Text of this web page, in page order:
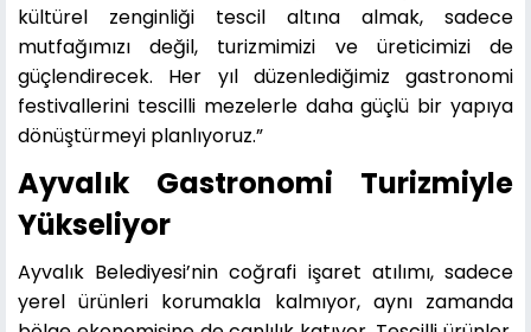
kültürel zenginliği tescil altına almak, sadece
mutfağımızı değil, turizmimizi ve üreticimizi de
güçlendirecek. Her yıl düzenlediğimiz gastronomi
festivallerini tescilli mezelerle daha güçlü bir yapıya
dönüştürmeyi planlıyoruz.”
Ayvalık Gastronomi Turizmiyle
Yükseliyor
Ayvalık Belediyesi’nin coğrafi işaret atılımı, sadece
yerel ürünleri korumakla kalmıyor, aynı zamanda